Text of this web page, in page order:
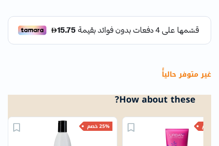
غير متوفر حالياًً
How about these?
25% خصم